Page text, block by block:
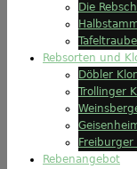
Die
Rebsorten und
Döbler
Trollinger
Freiburger
Rebenangebot